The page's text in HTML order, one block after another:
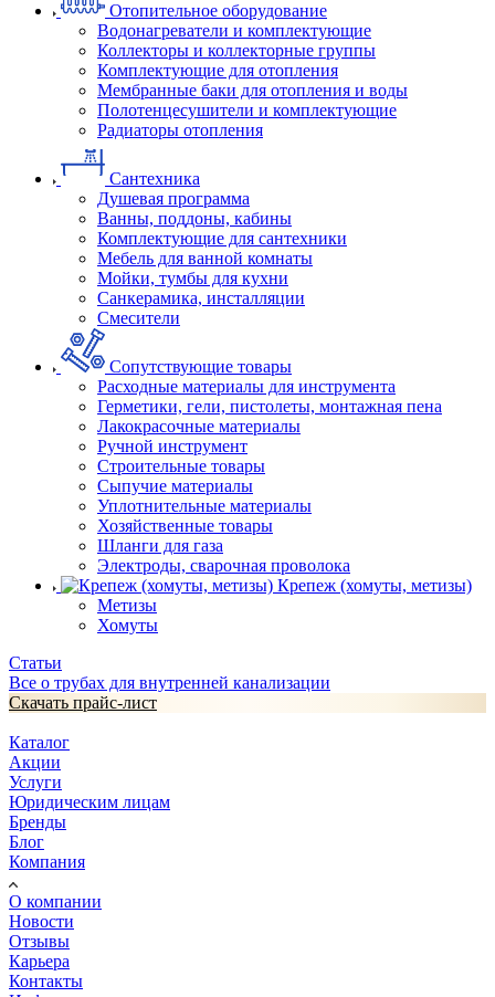
Отопительное оборудование
Водонагреватели и комплектующие
Коллекторы и коллекторные группы
Комплектующие для отопления
Мембранные баки для отопления и воды
Полотенцесушители и комплектующие
Радиаторы отопления
Сантехника
Душевая программа
Ванны, поддоны, кабины
Комплектующие для сантехники
Мебель для ванной комнаты
Мойки, тумбы для кухни
Санкерамика, инсталляции
Смесители
Сопутствующие товары
Расходные материалы для инструмента
Герметики, гели, пистолеты, монтажная пена
Лакокрасочные материалы
Ручной инструмент
Строительные товары
Сыпучие материалы
Уплотнительные материалы
Хозяйственные товары
Шланги для газа
Электроды, сварочная проволока
Крепеж (хомуты, метизы)
Метизы
Хомуты
Статьи
Все о трубах для внутренней канализации
Скачать прайс-лист
Каталог
Акции
Услуги
Юридическим лицам
Бренды
Блог
Компания
О компании
Новости
Отзывы
Карьера
Контакты